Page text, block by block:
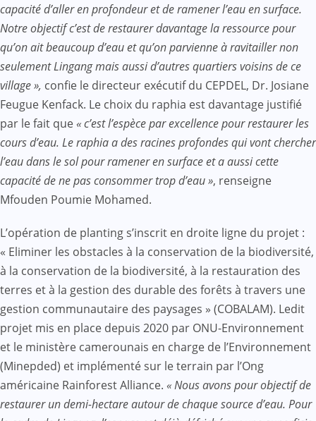
capacité d’aller en profondeur et de ramener l’eau en surface.
Notre objectif c’est de restaurer davantage la ressource pour
qu’on ait beaucoup d’eau et qu’on parvienne à ravitailler non
seulement Lingang mais aussi d’autres quartiers voisins de ce
village », confie le directeur exécutif du CEPDEL, Dr. Josiane
Feugue Kenfack. Le choix du raphia est davantage justifié
par le fait que« c’est l’espèce par excellence pour restaurer les
cours d’eau. Le raphia a des racines profondes qui vont chercher
l’eau dans le sol pour ramener en surface et a aussi cette
capacité de ne pas consommer trop d’eau », renseigne
Mfouden Poumie Mohamed.
L’opération de planting s’inscrit en droite ligne du projet :
« Eliminer les obstacles à la conservation de la biodiversité,
à la conservation de la biodiversité, à la restauration des
terres et à la gestion des durable des forêts à travers une
gestion communautaire des paysages » (COBALAM). Ledit
projet mis en place depuis 2020 par ONU-Environnement
et le ministère camerounais en charge de l’Environnement
(Minepded) et implémenté sur le terrain par l’Ong
américaine Rainforest Alliance. «Nous avons pour objectif de
restaurer un demi-hectare autour de chaque source d’eau. Pour